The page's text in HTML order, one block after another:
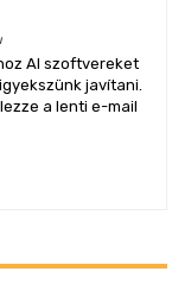
AI szoftvereket
javítani.
a lenti e-mail